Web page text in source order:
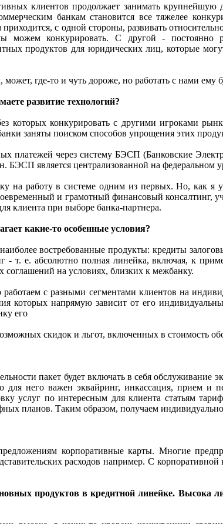
клиентов продолжает занимать
банкам становится все тяжелее
с одной стороны, развивать
можем конкурировать. С другой - постоянно
продуктов для юридических лиц, которые
где-то и чуть дороже, но работать с нами ему
развитие технологий?
которых конкурировать с другими игроками
заняты поиском способов упрощения этих
платежей через систему БЭСП (Банковские
является централизованной на федеральном
на работу в системе одним из первых. Но, как я
и грамотный финансовый консалтинг,
клиента при выборе банка-партнера.
какие-то особенные условия?
востребованные продукты: кредиты
- т. е. абсолютно полная линейка, включая, к
соглашений на условиях, близких к межбанку.
с разными сегментами клиентов на
которых напрямую зависит от его
его
скидок и льгот, включенных в стоимость
пакет будет включать в себя
для него важен эквайринг, инкассация, прием
услуг по интересным для клиента статьям
планов. Таким образом, получаем
корпоративные карты. Многие
расходов например. С
продуктов в кредитной линейке. Высока